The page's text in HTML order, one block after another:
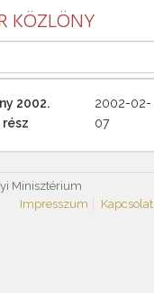
KÖZLÖNY
2002.
rész
2002-02-
07
Minisztérium
Impresszum
Kapcsolat